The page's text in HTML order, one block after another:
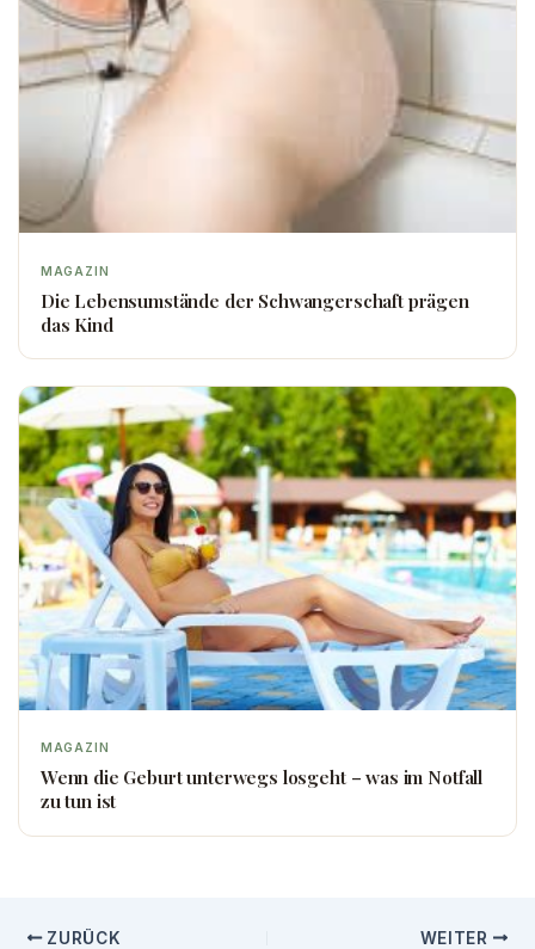
MAGAZIN
Die Lebensumstände der Schwangerschaft prägen
das Kind
MAGAZIN
Wenn die Geburt unterwegs losgeht – was im Notfall
zu tun ist
ZURÜCK WEITER